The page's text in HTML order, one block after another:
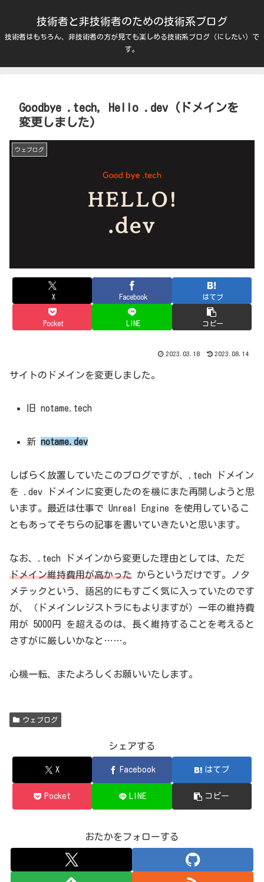
技術者と非技術者のための技術系ブログ
技術者はもちろん、非技術者の方が見ても楽しめる技術系ブログ（にしたい）で
す。
Goodbye .tech, Hello .dev (ドメインを
変更しました)
ウェブログ
X Facebook はてブ
Pocket LINE コピー
2023.03.18 2023.08.14
サイトのドメインを変更しました。
旧 notame.tech
新notame.dev
しばらく放置していたこのブログですが、.tech ドメイン
を .dev ドメインに変更したのを機にまた再開しようと思
います。最近は仕事で Unreal Engine を使用しているこ
ともあってそちらの記事を書いていきたいと思います。
なお、.tech ドメインから変更した理由としては、ただ
ドメイン維持費用が高かった からというだけです。ノタ
メテックという、語呂的にもすごく気に入っていたのです
が、（ドメインレジストラにもよりますが）一年の維持費
用が 5000円 を超えるのは、長く維持することを考えると
さすがに厳しいかなと……。
心機一転、またよろしくお願いいたします。
ウェブログ
シェアする
X Facebook はてブ
Pocket LINE コピー
おたかをフォローする